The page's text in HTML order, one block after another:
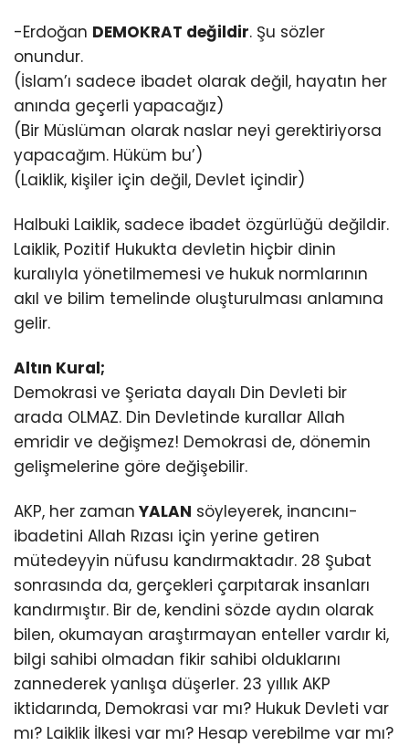
-Erdoğan DEMOKRAT değildir. Şu sözler
onundur.
(İslam’ı sadece ibadet olarak değil, hayatın her
anında geçerli yapacağız)
(Bir Müslüman olarak naslar neyi gerektiriyorsa
yapacağım. Hüküm bu’)
(Laiklik, kişiler için değil, Devlet içindir)
Halbuki Laiklik, sadece ibadet özgürlüğü değildir.
Laiklik, Pozitif Hukukta devletin hiçbir dinin
kuralıyla yönetilmemesi ve hukuk normlarının
akıl ve bilim temelinde oluşturulması anlamına
gelir.
Altın Kural;
Demokrasi ve Şeriata dayalı Din Devleti bir
arada OLMAZ. Din Devletinde kurallar Allah
emridir ve değişmez! Demokrasi de, dönemin
gelişmelerine göre değişebilir.
AKP, her zaman YALAN söyleyerek, inancını-
ibadetini Allah Rızası için yerine getiren
mütedeyyin nüfusu kandırmaktadır. 28 Şubat
sonrasında da, gerçekleri çarpıtarak insanları
kandırmıştır. Bir de, kendini sözde aydın olarak
bilen, okumayan araştırmayan enteller vardır ki,
bilgi sahibi olmadan fikir sahibi olduklarını
zannederek yanlışa düşerler. 23 yıllık AKP
iktidarında, Demokrasi var mı? Hukuk Devleti var
mı? Laiklik İlkesi var mı? Hesap verebilme var mı?